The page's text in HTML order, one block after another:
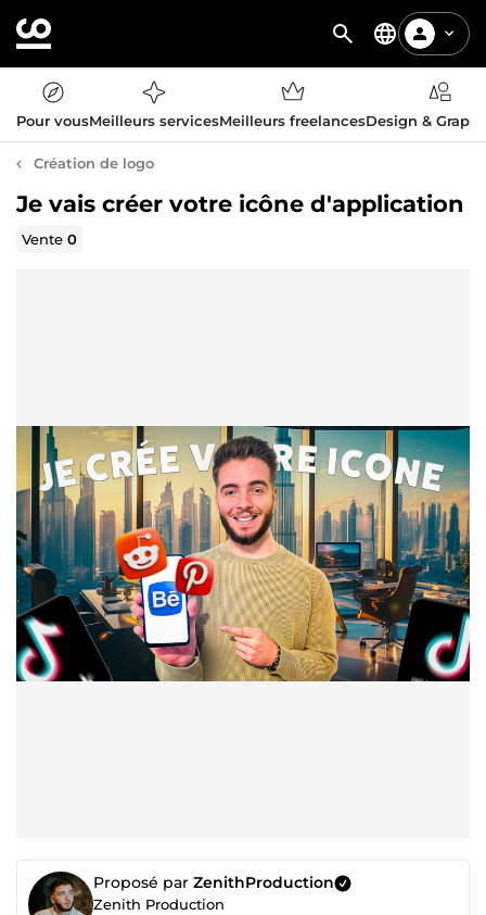
Pour vousMeilleurs servicesMeilleurs freelancesDesign &
Création de logo
Je vais créer votre icône d'application
Vente0
Proposé par ZenithProduction
Zenith Production